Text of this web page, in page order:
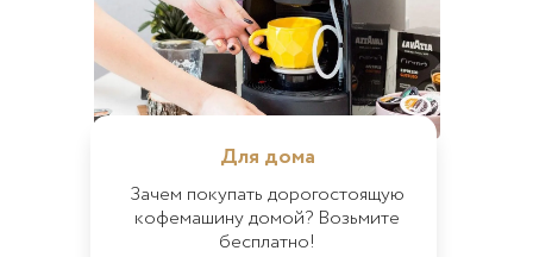
Для дома
Зачем покупать дорогостоящую
кофемашину домой? Возьмите
бесплатно!